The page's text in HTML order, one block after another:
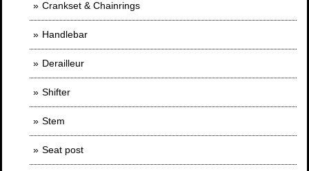
Crankset & Chainrings
Handlebar
Derailleur
Shifter
Stem
Seat post